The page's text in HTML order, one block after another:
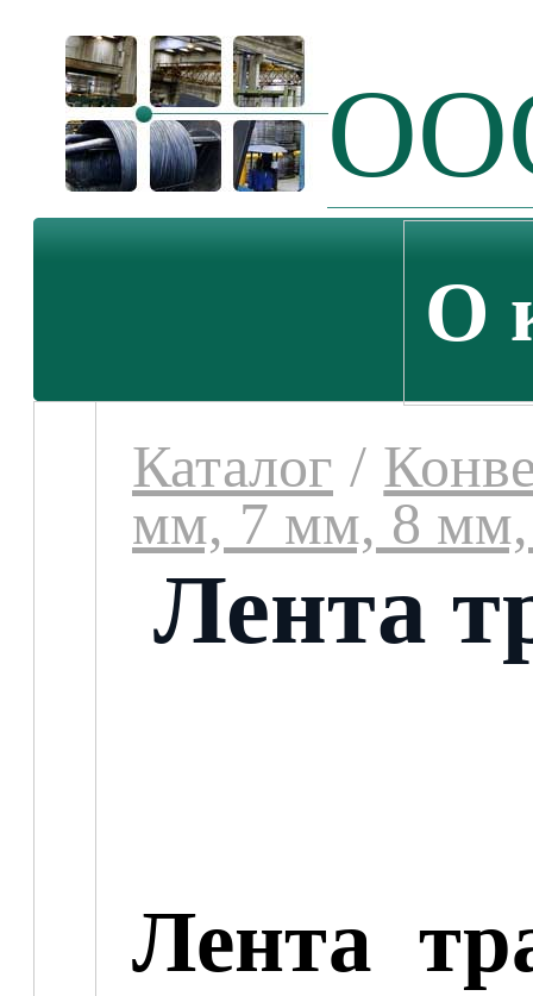
О
Каталог /
мм, 7 мм, 8
Лента
Лента